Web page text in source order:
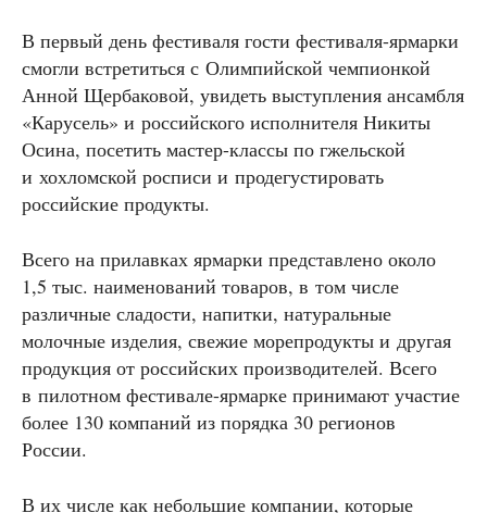
В первый день фестиваля гости фестиваля-ярмарки
смогли встретиться с Олимпийской чемпионкой
Анной Щербаковой, увидеть выступления ансамбля
«Карусель» и российского исполнителя Никиты
Осина, посетить мастер-классы по гжельской
и хохломской росписи и продегустировать
российские продукты.
Всего на прилавках ярмарки представлено около
1,5 тыс. наименований товаров, в том числе
различные сладости, напитки, натуральные
молочные изделия, свежие морепродукты и другая
продукция от российских производителей. Всего
в пилотном фестивале-ярмарке принимают участие
более 130 компаний из порядка 30 регионов
России.
В их числе как небольшие компании, которые